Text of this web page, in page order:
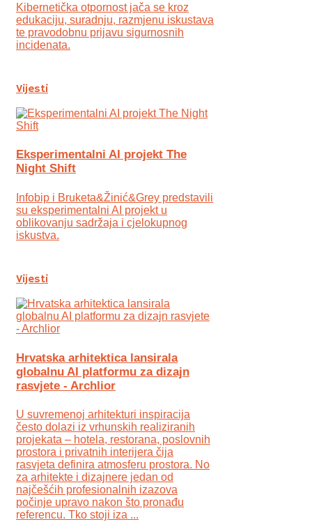
Kibernetička otpornost jača se kroz
edukaciju, suradnju, razmjenu iskustava
te pravodobnu prijavu sigurnosnih
incidenata.
Vijesti
Eksperimentalni AI projekt The
Night Shift
Infobip i Bruketa&Žinić&Grey predstavili
su eksperimentalni AI projekt u
oblikovanju sadržaja i cjelokupnog
iskustva.
Vijesti
Hrvatska arhitektica lansirala
globalnu AI platformu za dizajn
rasvjete - Archlior
U suvremenoj arhitekturi inspiracija
često dolazi iz vrhunskih realiziranih
projekata – hotela, restorana, poslovnih
prostora i privatnih interijera čija
rasvjeta definira atmosferu prostora. No
za arhitekte i dizajnere jedan od
najčešćih profesionalnih izazova
počinje upravo nakon što pronađu
referencu. Tko stoji iza ...